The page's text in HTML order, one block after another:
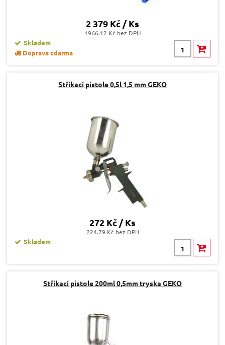
2 379 Kč / Ks
1966.12 Kč bez DPH
Skladem
Doprava zdarma
Stříkací pistole 0,5l 1,5 mm GEKO
272 Kč / Ks
224.79 Kč bez DPH
Skladem
Stříkací pistole 200ml 0,5mm tryska GEKO